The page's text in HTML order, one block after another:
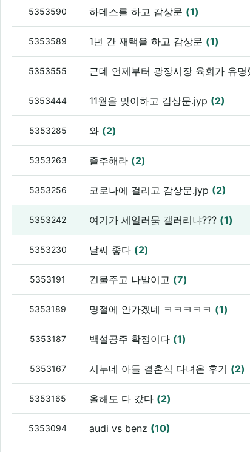
5353590 하데스를 하고 감상문 (1)
5353589 1년 간 재택을 하고 감상문 (1)
5353555 근데 언제부터 광장시장 육회가 유명
5353444 11월을 맞이하고 감상문.jyp (2)
5353285 와 (2)
5353263 즐추해라 (2)
5353256 코로나에 걸리고 감상문.jyp (2)
5353242 여기가 세일러뭌 갤러리냐??? (1)
5353230 날씨 좋다 (2)
5353191 건물주고 나발이고 (7)
5353189 명절에 안가겠네 ㅋㅋㅋㅋㅋ (1)
5353187 백설공주 확정이다 (1)
5353167 시누네 아들 결혼식 다녀온 후기 (2)
5353165 올해도 다 갔다 (2)
5353094 audi vs benz (10)